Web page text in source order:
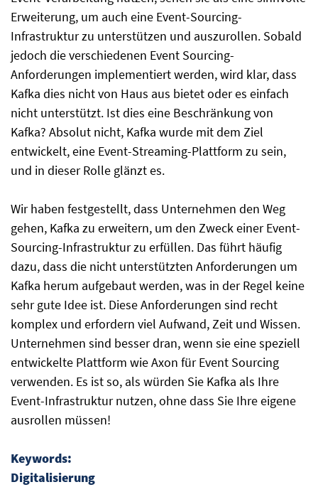
Erweiterung, um auch eine Event-Sourcing-
Infrastruktur zu unterstützen und auszurollen. Sobald
jedoch die verschiedenen Event Sourcing-
Anforderungen implementiert werden, wird klar, dass
Kafka dies nicht von Haus aus bietet oder es einfach
nicht unterstützt. Ist dies eine Beschränkung von
Kafka? Absolut nicht, Kafka wurde mit dem Ziel
entwickelt, eine Event-Streaming-Plattform zu sein,
und in dieser Rolle glänzt es.
Wir haben festgestellt, dass Unternehmen den Weg
gehen, Kafka zu erweitern, um den Zweck einer Event-
Sourcing-Infrastruktur zu erfüllen. Das führt häufig
dazu, dass die nicht unterstützten Anforderungen um
Kafka herum aufgebaut werden, was in der Regel keine
sehr gute Idee ist. Diese Anforderungen sind recht
komplex und erfordern viel Aufwand, Zeit und Wissen.
Unternehmen sind besser dran, wenn sie eine speziell
entwickelte Plattform wie Axon für Event Sourcing
verwenden. Es ist so, als würden Sie Kafka als Ihre
Event-Infrastruktur nutzen, ohne dass Sie Ihre eigene
ausrollen müssen!
Keywords:
Digitalisierung